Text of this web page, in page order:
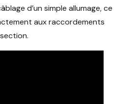
d’un simple allumage, ce
aux raccordements